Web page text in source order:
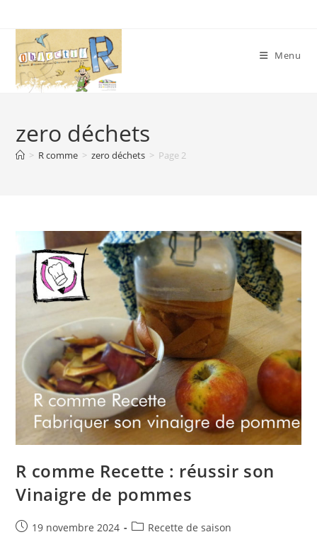
content
Menu
zero déchets
> R comme > zero déchets > Page 2
R comme Recette : réussir son
Vinaigre de pommes
Publication
19 novembre 2024
PostRecette de saison